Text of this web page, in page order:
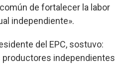
de fortalecer la labor
independiente».
del EPC, sostuvo:
productores independientes